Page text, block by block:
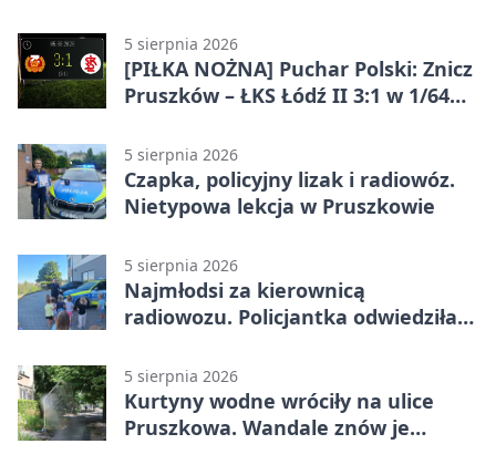
5 sierpnia 2026
[PIŁKA NOŻNA] Puchar Polski: Znicz
Pruszków – ŁKS Łódź II 3:1 w 1/64
5 sierpnia 2026
Czapka, policyjny lizak i radiowóz.
Nietypowa lekcja w Pruszkowie
5 sierpnia 2026
Najmłodsi za kierownicą
radiowozu. Policjantka odwiedziła
5 sierpnia 2026
Kurtyny wodne wróciły na ulice
Pruszkowa. Wandale znów je